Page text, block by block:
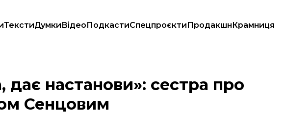
ТекстиДумкиВідеоПодкастиСпецпроєктиПродакшнКрамниця
з Олегом Сенцовим
дає настанови»: сестра про
Сенцовим